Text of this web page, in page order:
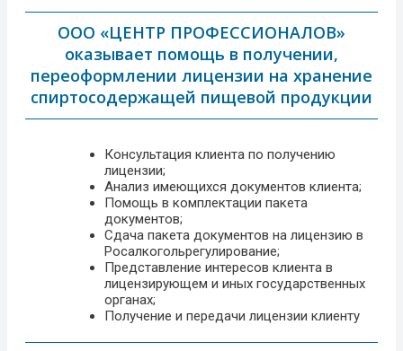
ООО «ЦЕНТР ПРОФЕССИОНАЛОВ»
оказывает помощь в получении,
переоформлении лицензии на хранение
спиртосодержащей пищевой продукции
Консультация клиента по получению
лицензии;
Анализ имеющихся документов клиента;
Помощь в комплектации пакета
документов;
Сдача пакета документов на лицензию в
Росалкогольрегулирование;
Представление интересов клиента в
лицензирующем и иных государственных
органах;
Получение и передачи лицензии клиенту